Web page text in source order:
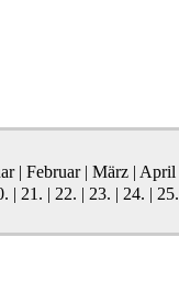
| Februar| März| April|
21. 22. 23. 24. 25.